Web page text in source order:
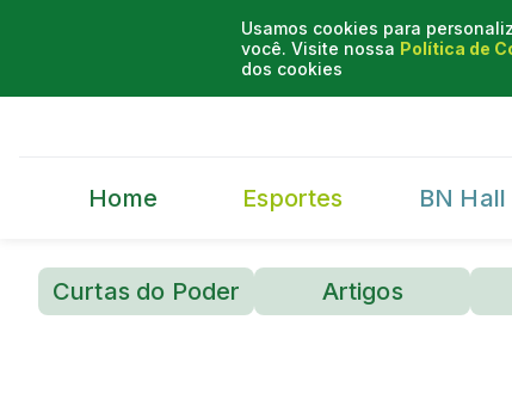
Usamos cookies para
você. Visite nossa Política de
dos cookies
Home Esportes BN Hall
Curtas do Poder Artigos